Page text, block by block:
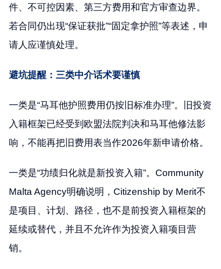
件、不可控因素、第三方费用和官方审查边界。
若合同仍出现“保证获批”“固定拿护照”等表述，申
请人应谨慎处理。
避坑提醒：三类中介话术要谨慎
一类是“马耳他护照费用仍按旧标准办理”。旧投资
入籍框架已经受到欧盟法院判决和马耳他修法影
响，不能再把旧费用表当作2026年新申请价格。
一类是“功绩归化就是新投资入籍”。Community
Malta Agency明确说明，Citizenship by Merit不
是项目、计划、路径，也不是前投资入籍框架的
延续或替代，并且不允许作为投资入籍项目营
销。